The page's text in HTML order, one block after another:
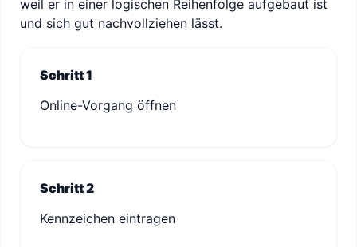
weil er in einer logischen Reihenfolge aufgebaut ist
und sich gut nachvollziehen lässt.
Schritt 1
Online-Vorgang öffnen
Schritt 2
Kennzeichen eintragen